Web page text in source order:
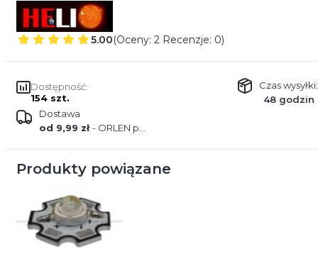
5.00(Oceny: 2 Recenzje: 0)
Dostępność:
154 szt.
Czas wysyłki:
48 godzin
Dostawa
od 9,99 zł- ORLEN paczka
Produkty powiązane